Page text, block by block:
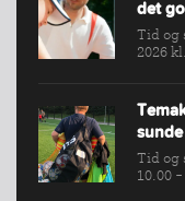
det
Tid og
2026
Tid og
10.00